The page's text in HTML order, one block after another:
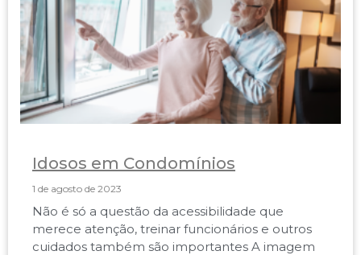
Idosos em Condomínios
1 de agosto de 2023
Não é só a questão da acessibilidade que
merece atenção, treinar funcionários e outros
cuidados também são importantes A imagem